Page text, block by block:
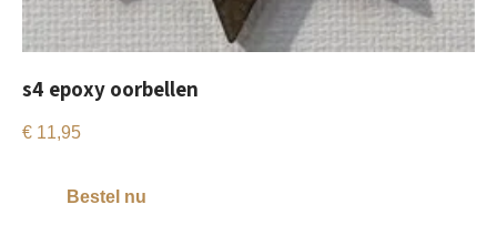
s4 epoxy oorbellen
€ 11,95
Bestel nu